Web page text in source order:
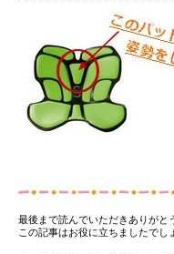
最後まで読んでいただきありがと
この記事はお役に立ちましたでし